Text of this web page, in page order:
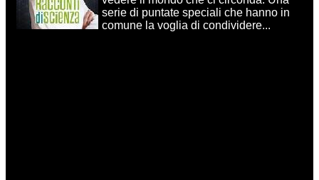
serie di puntate speciali che hanno in
comune la voglia di condividere...